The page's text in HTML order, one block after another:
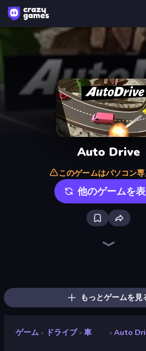
Auto Drive
このゲームはパソコン
他のゲームを
もっとゲームを見
ゲーム » ドライブ » 車 » Auto